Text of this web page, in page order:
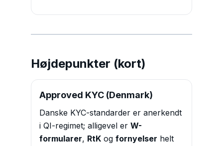
Højdepunkter (kort)
Approved KYC (Denmark)
Danske KYC-standarder er anerkendt
i QI-regimet; alligevel er W-
formularer, RtK og fornyelser helt